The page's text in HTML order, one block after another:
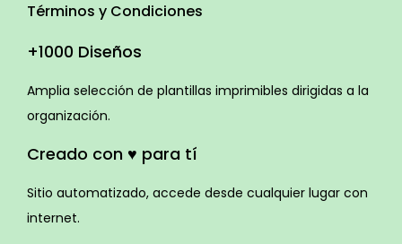
Términos y Condiciones
+1000 Diseños
Amplia selección de plantillas imprimibles dirigidas a la
organización.
Creado con ♥ para tí
Sitio automatizado, accede desde cualquier lugar con
internet.